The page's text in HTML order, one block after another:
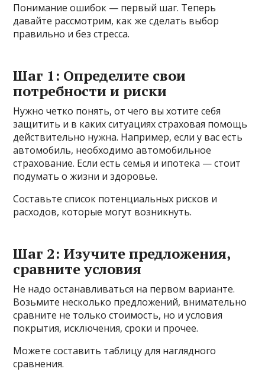
Понимание ошибок — первый шаг. Теперь
давайте рассмотрим, как же сделать выбор
правильно и без стресса.
Шаг 1: Определите свои
потребности и риски
Нужно четко понять, от чего вы хотите себя
защитить и в каких ситуациях страховая помощь
действительно нужна. Например, если у вас есть
автомобиль, необходимо автомобильное
страхование. Если есть семья и ипотека — стоит
подумать о жизни и здоровье.
Составьте список потенциальных рисков и
расходов, которые могут возникнуть.
Шаг 2: Изучите предложения,
сравните условия
Не надо останавливаться на первом варианте.
Возьмите несколько предложений, внимательно
сравните не только стоимость, но и условия
покрытия, исключения, сроки и прочее.
Можете составить таблицу для наглядного
сравнения.